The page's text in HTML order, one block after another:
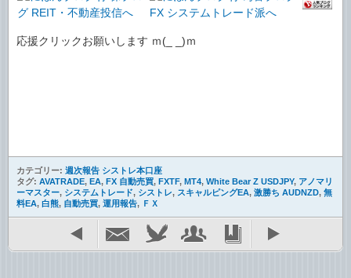
応援クリックお願いします ｍ(_ _)ｍ
カテゴリー: 週次報告 シストレ本口座
タグ: AVATRADE, EA, FX 自動売買, FXTF, MT4, White Bear Z USDJPY, アノマリ
ーマスター, システムトレード, シストレ, スキャルピングEA, 激勝ち AUDNZD, 無
料EA, 白熊, 自動売買, 運用報告, ＦＸ